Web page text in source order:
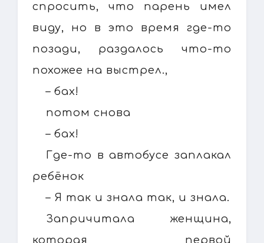
спросить, что парень имел
виду, но в это время где-то
позади, раздалось что-то
похожее на выстрел.,
– бах!
потом снова
– бах!
Где-то в автобусе заплакал
ребёнок
– Я так и знала так, и знала.
Запричитала женщина,
которая первой